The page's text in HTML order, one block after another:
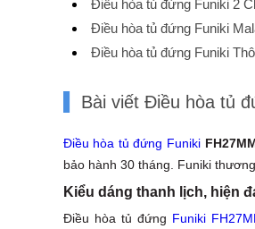
Điều hòa tủ đứng Funiki 2
Điều hòa tủ đứng Funiki
Điều hòa tủ đứng Funiki
Bài viết Điều hòa tủ
Điều hòa tủ đứng Funiki
bảo hành 30 tháng. Funiki
Kiểu dáng thanh lịch, hiện
Điều hòa tủ đứng Funiki